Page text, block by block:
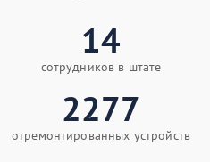
14
сотрудников в штате
2277
отремонтированных устройств